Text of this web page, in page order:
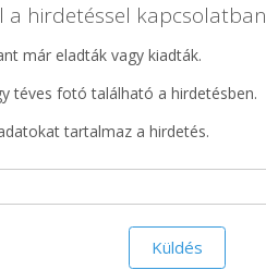
a hirdetéssel kapcsolatban
már eladták vagy kiadták.
téves fotó található a hirdetésben.
tartalmaz a hirdetés.